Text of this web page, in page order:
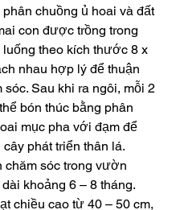
phân chuồng ủ hoai và đất
con được trồng trong
luống theo kích thước 8 x
nhau hợp lý để thuận
sóc. Sau khi ra ngôi, mỗi 2
bón thúc bằng phân
mục pha với đạm để
cây phát triển thân lá.
chăm sóc trong vườn
khoảng 6 – 8 tháng.
chiều cao từ 40 – 50 cm,